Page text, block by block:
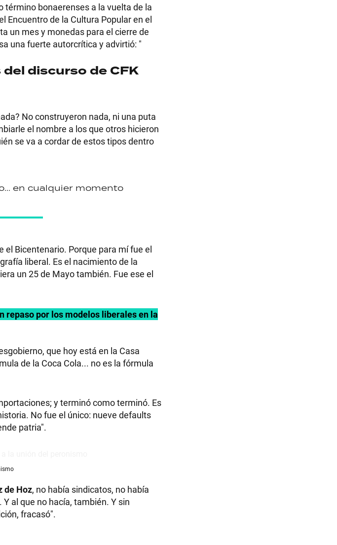
término bonaerenses a la vuelta de la
Encuentro de la Cultura Popular en el
un mes y monedas para el cierre de
una fuerte autorcrítica y advirtió: "
discurso de CFK
No construyeron nada, ni una puta
el nombre a los que otros hicieron
se va a cordar de estos tipos dentro
en cualquier momento
el Bicentenario. Porque para mí fue el
liberal. Es el nacimiento de la
un 25 de Mayo también. Fue ese el
repaso por los modelos liberales en la
que hoy está en la Casa
de la Coca Cola... no es la fórmula
y terminó como terminó. Es
No fue el único: nueve defaults
patria".
de Hoz, no había sindicatos, no había
al que no hacía, también. Y sin
fracasó".
PALABRAS
HORÓSCOPO
Seguinos